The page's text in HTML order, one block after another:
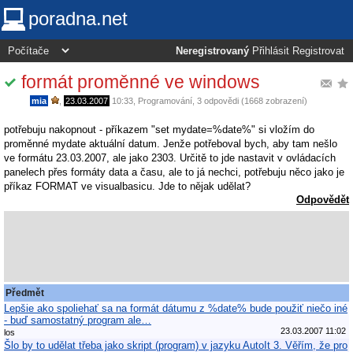
poradna.net
Neregistrovaný Přihlásit Registrovat
formát proměnné ve windows
mia 23.03.2007 10:33 Programování , 3 odpovědi (1668 zobrazení)
potřebuju nakopnout - příkazem "set mydate=%date%" si vložím do
proměnné mydate aktuální datum. Jenže potřeboval bych, aby tam nešlo
ve formátu 23.03.2007, ale jako 2303. Určitě to jde nastavit v ovládacích
panelech přes formáty data a času, ale to já nechci, potřebuju něco jako je
příkaz FORMAT ve visualbasicu. Jde to nějak udělat?
Odpovědět
Předmět
Lepšie ako spoliehať sa na formát dátumu z %date% bude použiť niečo iné
- buď samostatný program ale…
los 23.03.2007 11:02
Šlo by to udělat třeba jako skript (program) v jazyku AutoIt 3. Věřím, že pro